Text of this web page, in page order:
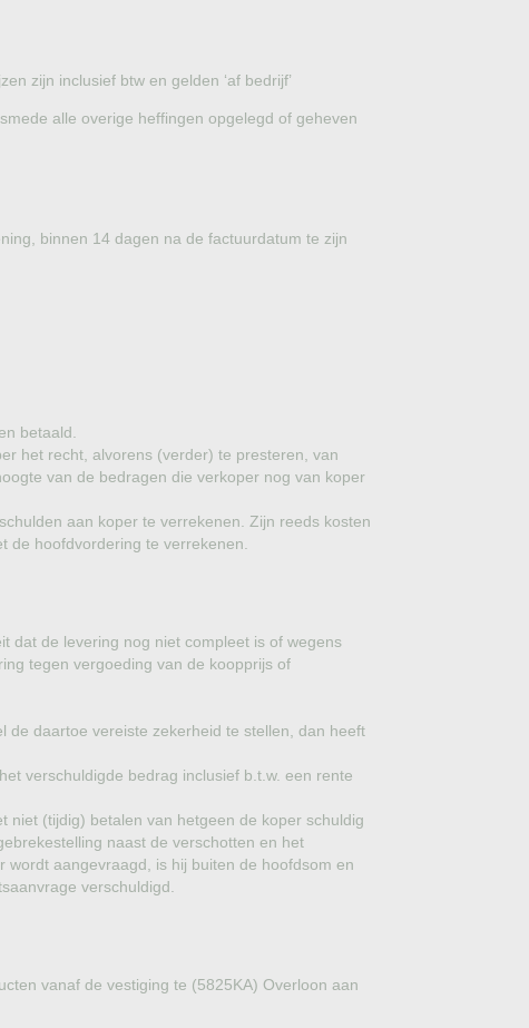
OVERIGE BOMEN EN PLANTEN
KANT EN KLARE HAAG
ONDERHOUDSARTIKELEN
TREESAFE WARMTESLANGEN
TREESAFE DUOPAKKET
TREESAFE TOTAALPAKKET
zijn inclusief btw en gelden ‘af bedrijf’
alle overige heffingen opgelegd of geheven
binnen 14 dagen na de factuurdatum te zijn
betaald.
het recht, alvorens (verder) te presteren, van
van de bedragen die verkoper nog van koper
aan koper te verrekenen. Zijn reeds kosten
hoofdvordering te verrekenen.
dat de levering nog niet compleet is of wegens
tegen vergoeding van de koopprijs of
de daartoe vereiste zekerheid te stellen, dan heeft
verschuldigde bedrag inclusief b.t.w. een rente
niet (tijdig) betalen van hetgeen de koper schuldig
naast de verschotten en het
aangevraagd, is hij buiten de hoofdsom en
verschuldigd.
vanaf de vestiging te (5825KA) Overloon aan